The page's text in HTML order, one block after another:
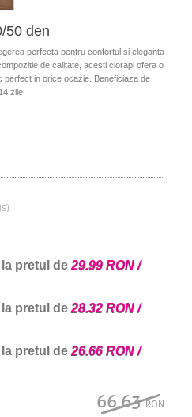
50 den
perfecta pentru confortul si eleganta
de calitate, acesti ciorapi ofera o
in orice ocazie. Beneficiaza de
zile.
pretul de 29.99 RON /
pretul de 28.32 RON /
pretul de 26.66 RON /
66.63RON